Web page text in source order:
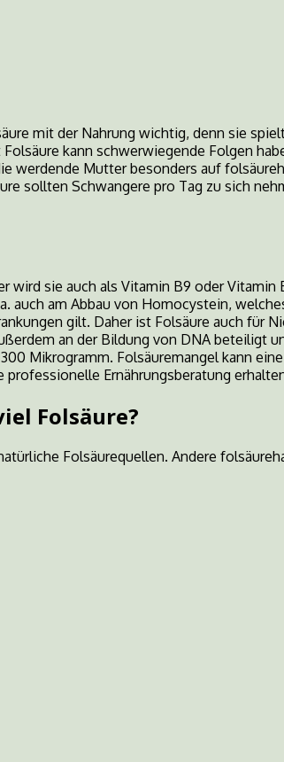
mit der Nahrung wichtig, denn sie
kann schwerwiegende Folgen
werdende Mutter besonders auf
sollten Schwangere pro Tag zu sich
sie auch als Vitamin B9 oder Vitamin
auch am Abbau von Homocystein,
gilt. Daher ist Folsäure auch für
an der Bildung von DNA beteiligt
Mikrogramm. Folsäuremangel kann
Ernährungsberatung
Folsäure?
Folsäurequellen. Andere